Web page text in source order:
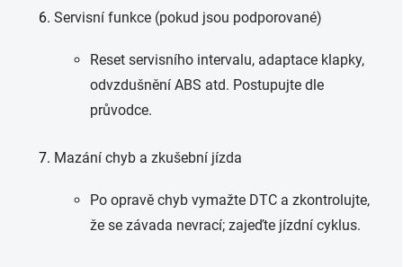
Servisní funkce (pokud jsou podporované)
Reset servisního intervalu, adaptace klapky,
odvzdušnění ABS atd. Postupujte dle
průvodce.
Mazání chyb a zkušební jízda
Po opravě chyb vymažte DTC a zkontrolujte,
že se závada nevrací; zajeďte jízdní cyklus.